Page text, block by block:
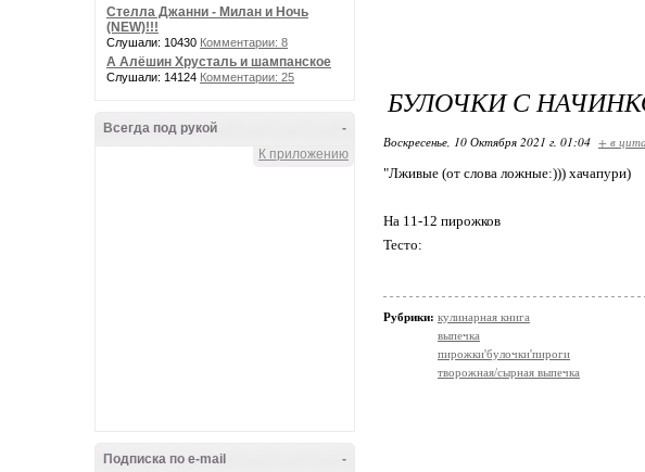
Стелла Джанни - Милан и Ночь
(NEW)!!!
Слушали: 10430 Комментарии: 8
А Алёшин Хрусталь и шампанское
Слушали: 14124 Комментарии: 25
-
Всегда под рукой
К приложению
-
Подписка по e-mail
БУЛОЧКИ С
Воскресенье, 10 Октября 2021 г. 01:04 + в
"Лживые (от слова ложные:))) хачапури)
На 11-12 пирожков
Тесто:
Рубрики: кулинарная книга
выпечка
пирожки'булочки'пироги
творожная/сырная выпечка